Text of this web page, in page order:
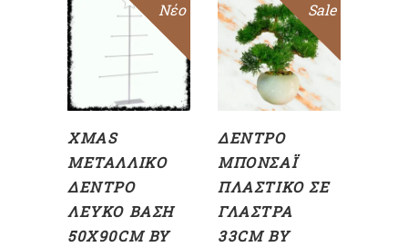
Sale
Νέο
ΠΡΟΣΘΉΚΗ
ΣΤΟ
ΚΑΛΆΘΙ
XMAS
ΜΕΤΑΛΛΙΚΌ
ΔΈΝΤΡΟ
ΛΕΥΚΌ ΒΆΣΗ
50X90CM BY
Sale
ΠΡΟΣΘΉΚΗ
ΣΤΟ
ΚΑΛΆΘΙ
ΔΈΝΤΡΟ
ΜΠΟΝΣΆΙ
ΠΛΑΣΤΙΚΌ ΣΕ
ΓΛΆΣΤΡΑ
33CM BY